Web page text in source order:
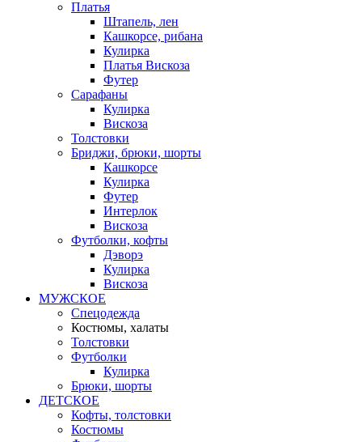
Платья
Штапель, лен
Кашкорсе, рибана
Кулирка
Платья Вискоза
Футер
Сарафаны
Кулирка
Вискоза
Толстовки
Бриджи, брюки, шорты
Кашкорсе
Кулирка
Футер
Интерлок
Вискоза
Футболки, кофты
Дэворэ
Кулирка
Вискоза
МУЖСКОЕ
Спецодежда
Костюмы, халаты
Толстовки
Футболки
Кулирка
Брюки, шорты
ДЕТСКОЕ
Кофты, толстовки
Костюмы